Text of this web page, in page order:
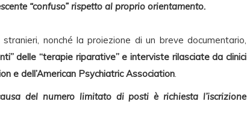
“confuso” rispetto al proprio orientamento.
nonché la proiezione di un breve documentario,
delle “terapie riparative” e interviste rilasciate da clinici
e dell’American Psychiatric Association.
del numero limitato di posti è richiesta l’iscrizione